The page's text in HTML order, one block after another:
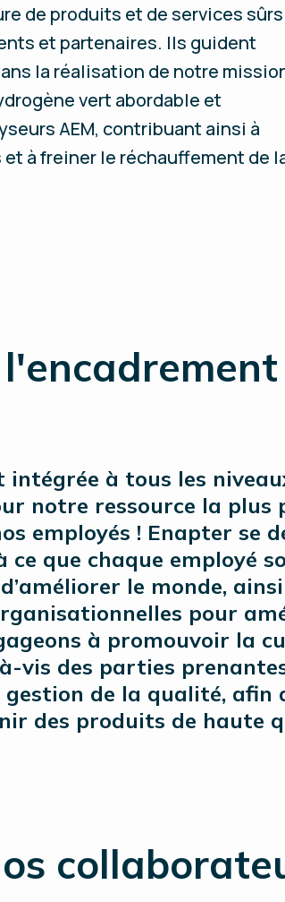
de produits et de services
et partenaires. Ils guident
la réalisation de notre
vert abordable et
AEM, contribuant ainsi à
à freiner le réchauffement de
à tous les
notre ressource la plus
employés ! Enapter se
ce que chaque employé
le monde,
pour
à promouvoir la
vis des parties
de la qualité, afin
des produits de haute